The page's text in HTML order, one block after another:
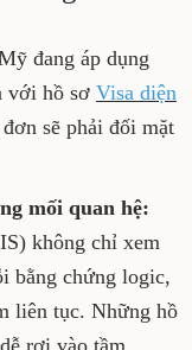
đang áp dụng
với hồ sơ Visa diện
sẽ phải đối mặt
mối quan hệ:
không chỉ xem
bằng chứng logic,
liên tục. Những hồ
rơi vào tầm